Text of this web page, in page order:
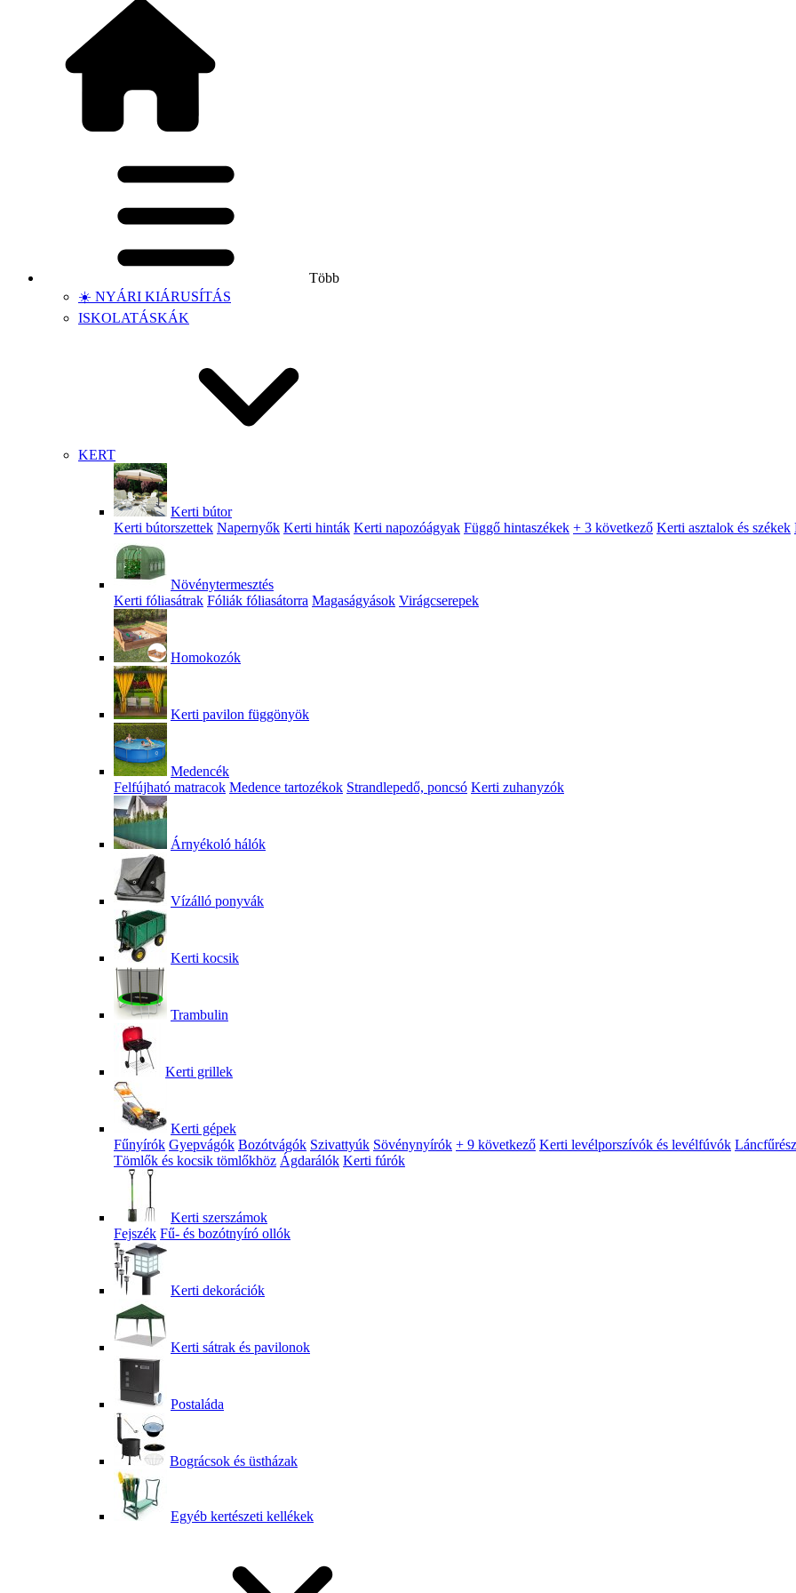
Több
☀️ NYÁRI KIÁRUSÍTÁS
ISKOLATÁSKÁK
KERT
Kerti bútor
Kerti bútorszettek Napernyők Kerti hinták Kerti napozóágyak Függő hintaszékek + 3 következő Kerti asztalok és székek
Növénytermesztés
Kerti fóliasátrak Fóliák fóliasátorra Magaságyások Virágcserepek
Homokozók
Kerti pavilon függönyök
Medencék
Felfújható matracok Medence tartozékok Strandlepedő, poncsó Kerti zuhanyzók
Árnyékoló hálók
Vízálló ponyvák
Kerti kocsik
Trambulin
Kerti grillek
Kerti gépek
Fűnyírók Gyepvágók Bozótvágók Szivattyúk Sövénynyírók + 9 következő Kerti levélporszívók és levélfúvók
Tömlők és kocsik tömlőkhöz Ágdarálók Kerti fúrók
Kerti szerszámok
Fejszék Fű- és bozótnyíró ollók
Kerti dekorációk
Kerti sátrak és pavilonok
Postaláda
Bográcsok és üstházak
Egyéb kertészeti kellékek